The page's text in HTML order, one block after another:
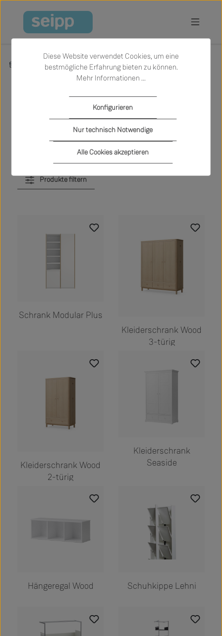
Zum Hauptinhalt springen
Produkte Wohnen Regale und Schränke
Regale und Schränke
Produkte filtern
Schrank Modular Plus
Kleiderschrank Wood
3-türig
Kleiderschrank Wood
2-türig
Kleiderschrank
Seaside
Hängeregal Wood Schuhkippe Lehni
Diese Website verwendet Cookies, um eine
bestmögliche Erfahrung bieten zu können.
Mehr Informationen ...
Nur technisch Notwendige
Konfigurieren
Alle Cookies akzeptieren